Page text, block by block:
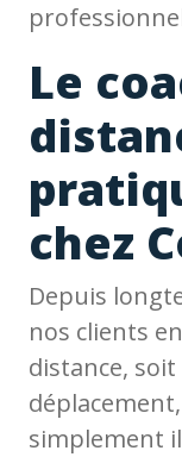
Le
chez
Depuis
nos clients
distance, soit
simplement